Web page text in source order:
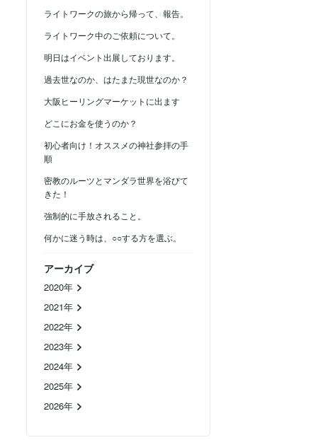
ライトワークの旅から帰って、報告。
ライトワーク中のご依頼について。
明日はイベント出展しております。
過去世なのか、はたまた現世なのか？
大阪ヒーリングマーケットに出ます
どこにお金を使うのか？
初心者向け！オススメの神社参拝の手
順
密教のルーツとマンダラ世界を浴びて
きた！
強制的に手放されること。
何かに迷う時は、○○する方を選ぶ。
アーカイブ
2020年
2021年
2022年
2023年
2024年
2025年
2026年